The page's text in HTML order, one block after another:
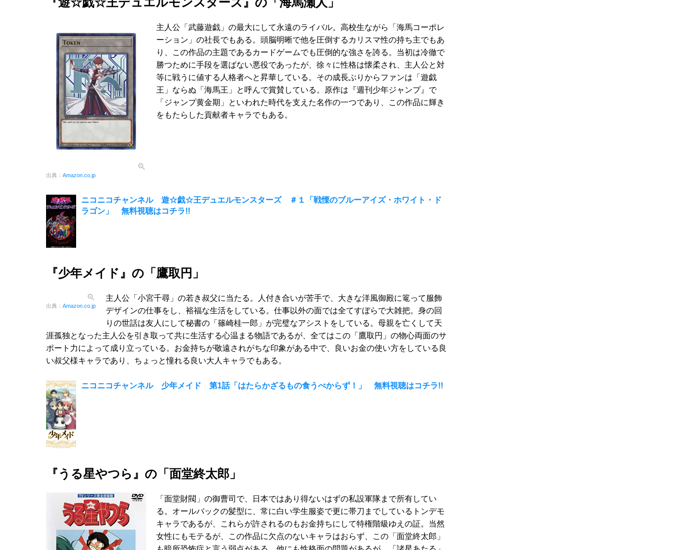
出典： Amazon.co.jp
主人公「武藤遊戯」の最大にして永遠のライバル。高校生ながら「海馬コーポレ
ーション」の社長でもある。頭脳明晰で他を圧倒するカリスマ性の持ち主でもあ
り、この作品の主題であるカードゲームでも圧倒的な強さを誇る。当初は冷徹で
勝つために手段を選ばない悪役であったが、徐々に性格は懐柔され、主人公と対
等に戦うに値する人格者へと昇華している。その成長ぶりからファンは「遊戯
王」ならぬ「海馬王」と呼んで賞賛している。原作は『週刊少年ジャンプ』で
「ジャンプ黄金期」といわれた時代を支えた名作の一つであり、この作品に輝き
をもたらした貢献者キャラでもある。
ニコニコチャンネル 遊☆戯☆王デュエルモンスターズ ＃１「戦慄のブルーアイズ・ホワイト・ド
ラゴン」 無料視聴はコチラ!!
『少年メイド』の「鷹取円」
出典： Amazon.co.jp
主人公「小宮千尋」の若き叔父に当たる。人付き合いが苦手で、大きな洋風御殿に篭って服飾
デザインの仕事をし、裕福な生活をしている。仕事以外の面では全てすぼらで大雑把。身の回
りの世話は友人にして秘書の「篠崎桂一郎」が完璧なアシストをしている。母親を亡くして天
涯孤独となった主人公を引き取って共に生活する心温まる物語であるが、全てはこの「鷹取円」の物心両面のサ
ポート力によって成り立っている。お金持ちが敬遠されがちな印象がある中で、良いお金の使い方をしている良
い叔父様キャラであり、ちょっと憧れる良い大人キャラでもある。
ニコニコチャンネル 少年メイド 第1話「はたらかざるもの食うべからず！」 無料視聴はコチラ!!
『うる星やつら』の「面堂終太郎」
「面堂財閥」の御曹司で、日本ではあり得ないはずの私設軍隊まで所有してい
る。オールバックの髪型に、常に白い学生服姿で更に帯刀までしているトンデモ
キャラであるが、これらが許されるのもお金持ちにして特権階級ゆえの証。当然
女性にもモテるが、この作品に欠点のないキャラはおらず、この「面堂終太郎」